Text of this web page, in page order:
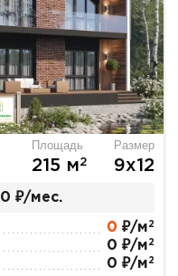
Площадь
215 м2
Размер
9х12
₽/мес.
0 ₽/м 2
0 ₽/м 2
0 ₽/м 2